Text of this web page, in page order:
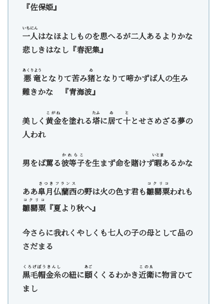
『佐保姫』
一人
いちにん
はなほよしものを思へるが二人あるよりかな
悲しきはなし『春泥集』
悪竜
あくりよう
となりて苦み猪
ゐ
となりて啼かずば人の生み
難きかな 『青海波』
美しく 黄金
こがね
を塗れる塔
たふ
に居
ゐ
て十
と
とせさめざる夢の
人われ
男をば罵る彼等子
かれらこ
を生まず命を賭けず暇
いとま
あるかな
ああ皐月仏蘭西
さつきフランス
の野は火の色す君も雛罌粟
コクリコ
われも
雛罌粟
コクリコ
『夏より秋へ』
今さらに我れくやしくも七人の子の母として品の
さだまる
黒毛帽金糸
くろげぼうきんし
の紐に頤
あご
くくるわかき近衛
このゑ
に物言ひて
まし